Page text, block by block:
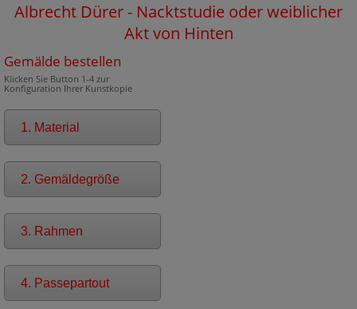
Albrecht Dürer - Nacktstudie oder weiblicher
Akt von Hinten
Gemälde bestellen
Klicken Sie Button 1-4 zur
Konfiguration Ihrer Kunstkopie
1. Material
2. Gemäldegröße
3. Rahmen
4. Passepartout